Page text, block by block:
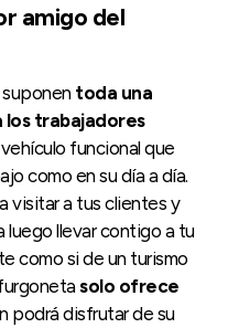
amigo del
toda una
trabajadores
funcional que
como en su día a día.
visitar a tus clientes y
luego llevar contigo a tu
como si de un turismo
solo ofrece
podrá disfrutar de su